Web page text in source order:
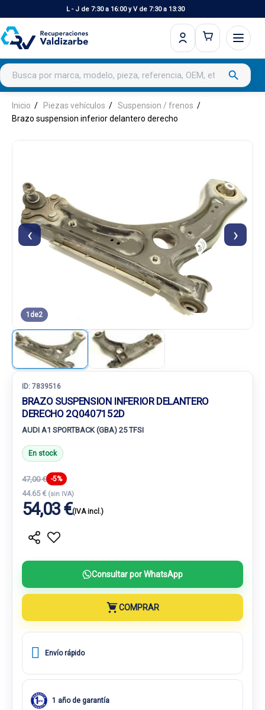
L - J de 7:30 a 16:00 y V de 7:30 a 13:30
Buscar productos search
Inicio Piezas vehículos
Suspension / frenos
Brazo suspension inferior delantero derecho
‹ ›
1 de2
ID: 7839516
BRAZO SUSPENSION INFERIOR DELANTERO
DERECHO 2Q0407152D
AUDI A1 SPORTBACK (GBA) 25 TFSI
En stock
47,00 € -5%
44.65 € (sin IVA)
54,03 €(IVA incl.)
Consultar por WhatsApp
COMPRAR
Envío rápido
1 año de garantía